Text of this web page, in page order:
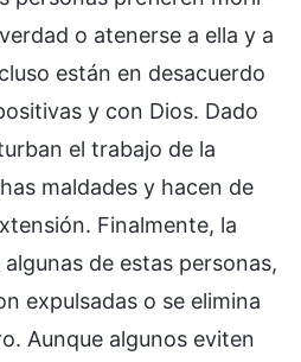
o atenerse a ella y a
están en desacuerdo
y con Dios. Dado
el trabajo de la
maldades y hacen de
Finalmente, la
de estas personas,
expulsadas o se elimina
Aunque algunos eviten